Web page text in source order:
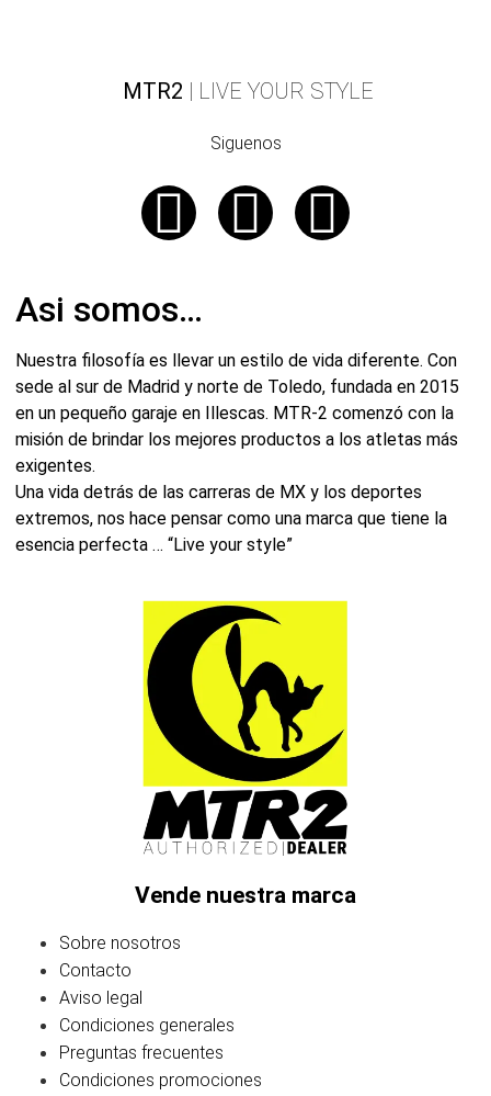
MTR2 | LIVE YOUR STYLE
Siguenos
Asi somos…
Nuestra filosofía es llevar un estilo de vida diferente. Con
sede al sur de Madrid y norte de Toledo, fundada en 2015
en un pequeño garaje en Illescas. MTR-2 comenzó con la
misión de brindar los mejores productos a los atletas más
exigentes.
Una vida detrás de las carreras de MX y los deportes
extremos, nos hace pensar como una marca que tiene la
esencia perfecta … “Live your style”
Vende nuestra marca
Sobre nosotros
Contacto
Aviso legal
Condiciones generales
Preguntas frecuentes
Condiciones promociones